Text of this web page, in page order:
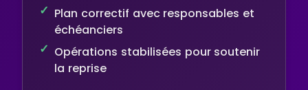
Plan correctif avec responsables et
échéanciers
Opérations stabilisées pour soutenir
la reprise